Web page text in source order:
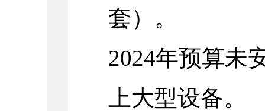
套）。
2024年预算未
上大型设备。